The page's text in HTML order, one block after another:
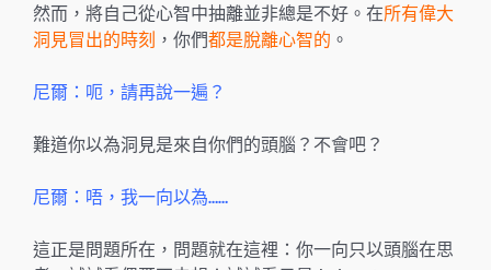
然而，將自己從心智中抽離並非總是不好。在所有偉大
洞見冒出的時刻 ，你們都是脫離心智的 。
尼爾：呃，請再說一遍？
難道你以為洞見是來自你們的頭腦？不會吧？
尼爾：唔，我一向以為……
這正是問題所在，問題就在這裡：你一向只以頭腦在思